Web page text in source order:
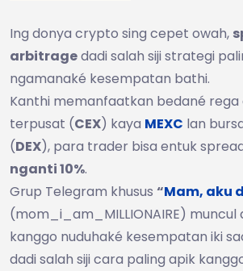
Ing donya crypto sing cepet owah,
arbitragedadi salah siji strategi
ngamanaké kesempatan bathi.
Kanthi memanfaatkan bedané
terpusat (CEX) kaya MEXC lan
(DEX), para trader bisa entuk
nganti 10%.
Grup Telegram khusus “Mam, aku
(mom_i_am_MILLIONAIRE) muncul
kanggo nuduhaké kesempatan iki
dadi salah siji cara paling apik